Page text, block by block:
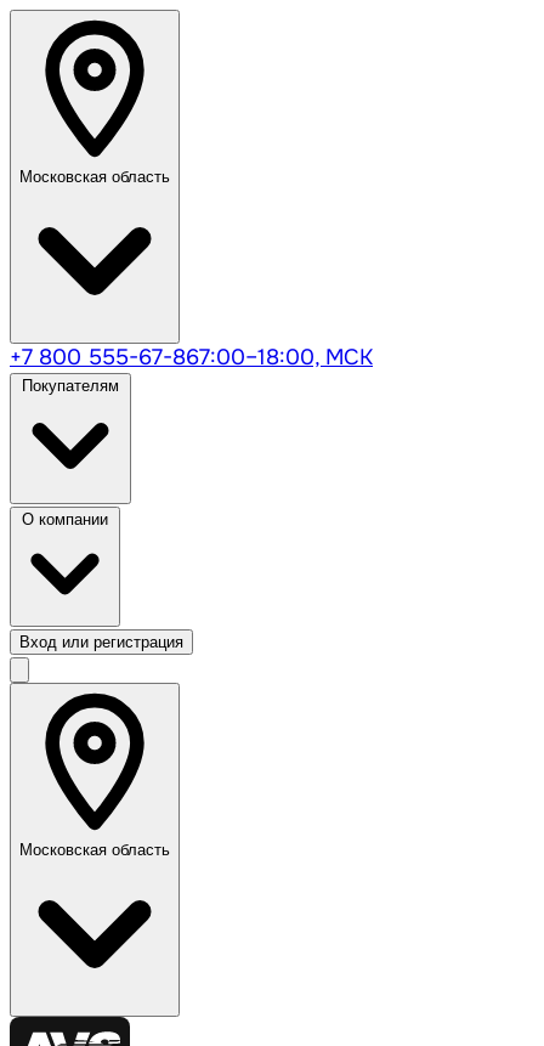
Московская область
+7 800 555-67-867:00–18:00, МСК
Вход или регистрация
Московская область